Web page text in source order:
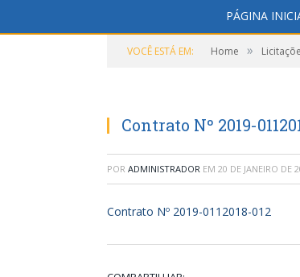
PÁGINA
VOCÊ ESTÁ EM: Home »
Contrato Nº 2019-
POR ADMINISTRADOR EM 20 DE JANEIRO DE
Contrato Nº 2019-0112018-012